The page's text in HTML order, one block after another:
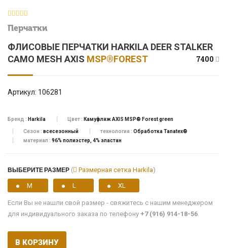
Перчатки
ФЛИСОВЫЕ ПЕРЧАТКИ HARKILA DEER STALKER
CAMO MESH AXIS MSP®FOREST 7400
Артикул: 106281
Бренд : Harkila Цвет : Камуфляж AXIS MSP® Forest green
Сезон : всесезонный технология : Обработка Tanatex®
материал : 96% полиэстер, 4% эластан
ВЫБЕРИТЕ РАЗМЕР ( Размерная сетка Harkila)
M L XL
Если Вы не нашли свой размер - свяжитесь с нашим менеджером
для индивидуального заказа по телефону +7 (916) 914-18-56.
В КОРЗИНУ